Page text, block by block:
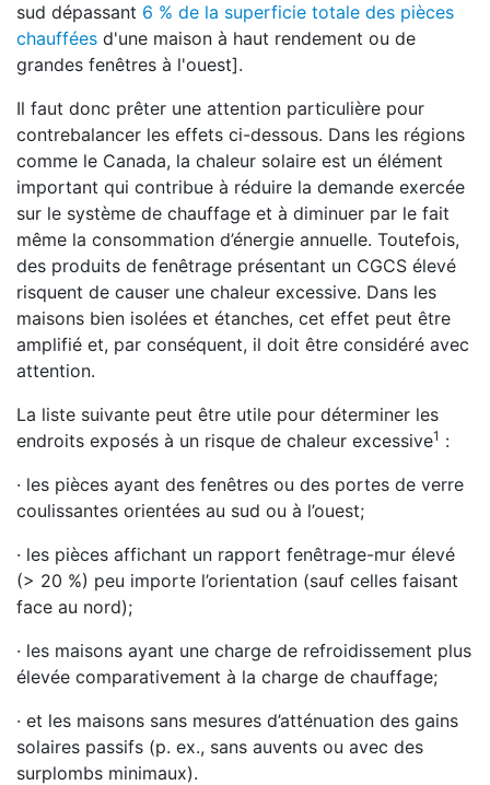
sud dépassant 6 % de la superficie totale des pièces
chauffées d'une maison à haut rendement ou de
grandes fenêtres à l'ouest].
Il faut donc prêter une attention particulière pour
contrebalancer les effets ci-dessous. Dans les régions
comme le Canada, la chaleur solaire est un élément
important qui contribue à réduire la demande exercée
sur le système de chauffage et à diminuer par le fait
même la consommation d’énergie annuelle. Toutefois,
des produits de fenêtrage présentant un CGCS élevé
risquent de causer une chaleur excessive. Dans les
maisons bien isolées et étanches, cet effet peut être
amplifié et, par conséquent, il doit être considéré avec
attention.
La liste suivante peut être utile pour déterminer les
endroits exposés à un risque de chaleur excessive1 :
· les pièces ayant des fenêtres ou des portes de verre
coulissantes orientées au sud ou à l’ouest;
· les pièces affichant un rapport fenêtrage-mur élevé
(> 20 %) peu importe l’orientation (sauf celles faisant
face au nord);
· les maisons ayant une charge de refroidissement plus
élevée comparativement à la charge de chauffage;
· et les maisons sans mesures d’atténuation des gains
solaires passifs (p. ex., sans auvents ou avec des
surplombs minimaux).